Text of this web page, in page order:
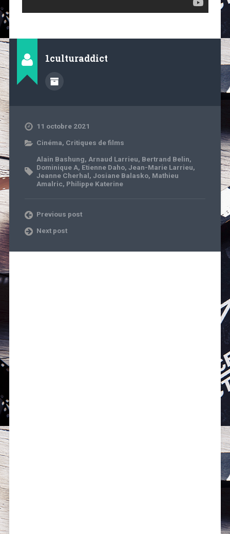
1culturaddict
11 octobre 2021
Cinéma, Critiques de films
Alain Bashung, Arnaud Larrieu, Bertrand Belin,
Dominique A, Etienne Daho, Jean-Marie Larrieu,
Jeanne Cherhal, Josiane Balasko, Mathieu
Amalric, Philippe Katerine
Previous post
Next post